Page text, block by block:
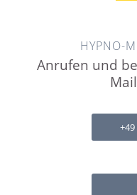
HYPNO-
Anrufen und